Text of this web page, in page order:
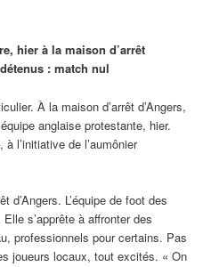
hier à la maison d’arrêt
: match nul
À la maison d’arrêt d’Angers,
anglaise protestante, hier.
l’initiative de l’aumônier
d’Angers. L’équipe de foot des
s’apprête à affronter des
professionnels pour certains. Pas
joueurs locaux, tout excités. « On